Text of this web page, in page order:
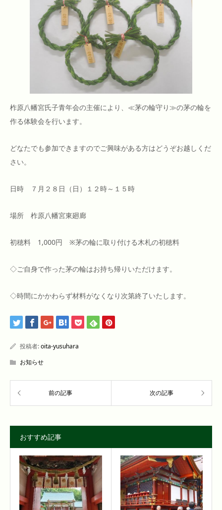
柞原八幡宮氏子青年会の主催により、≪茅の輪守り≫の茅の輪を
作る体験会を行います。
どなたでも参加できますのでご興味がある方はどうぞお越しくだ
さい。
日時 ７月２８日（日）１２時～１５時
場所 柞原八幡宮東廻廊
初穂料 1,000円 ※茅の輪に取り付ける木札の初穂料
◇ご自身で作った茅の輪はお持ち帰りいただけます。
◇時間にかかわらず材料がなくなり次第終了いたします。
投稿者:oita-yusuhara
お知らせ
おすすめ記事